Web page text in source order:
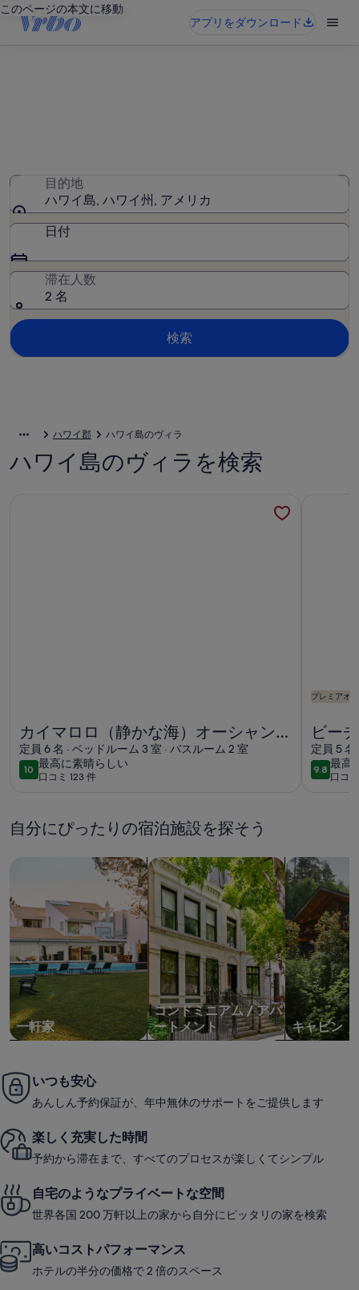
このページの本文に移動
アプリをダウンロード
目的地
ハワイ島, ハワイ州, アメリカ
日付
滞在人数
2 名
検索
ハワイ郡 ハワイ島のヴィラ
ハワイ島のヴィラを検索
カイマロロ（静かな海）オーシャンフ
ロントエコホーム
定員 6 名 · ベッドルーム 3 室 · バスルーム 2 室
1010段階中10
最高に素晴らしい
最
高
晴
口コミ 123 件
(口
ミ
123
プレミアオ
ビー
シャ
ング/
定員 5 名
9.810段階
最高
最
高
し
い
口コ
(口
自分にぴったりの宿泊施設を探そう
一軒家
コンドミニアム / アパ
ートメント
コンドミニアム、アパートメントを
キャビン
キャビンを
いつも安心
あんしん予約保証が、年中無休のサポートをご提供します
楽しく充実した時間
予約から滞在まで、すべてのプロセスが楽しくてシンプル
自宅のようなプライベートな空間
世界各国 200 万軒以上の家から自分にピッタリの家を検索
高いコストパフォーマンス
ホテルの半分の価格で 2 倍のスペース